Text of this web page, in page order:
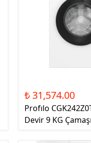
₺ 31,574.00
Profılo
Devir 9 KG